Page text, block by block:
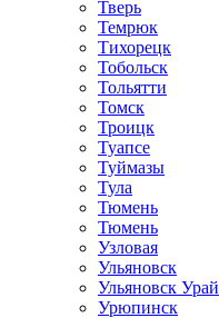
Тверь
Темрюк
Тихорецк
Тобольск
Тольятти
Томск
Троицк
Туапсе
Туймазы
Тула
Тюмень
Тюмень
Узловая
Ульяновск
Ульяновск Урай
Урюпинск